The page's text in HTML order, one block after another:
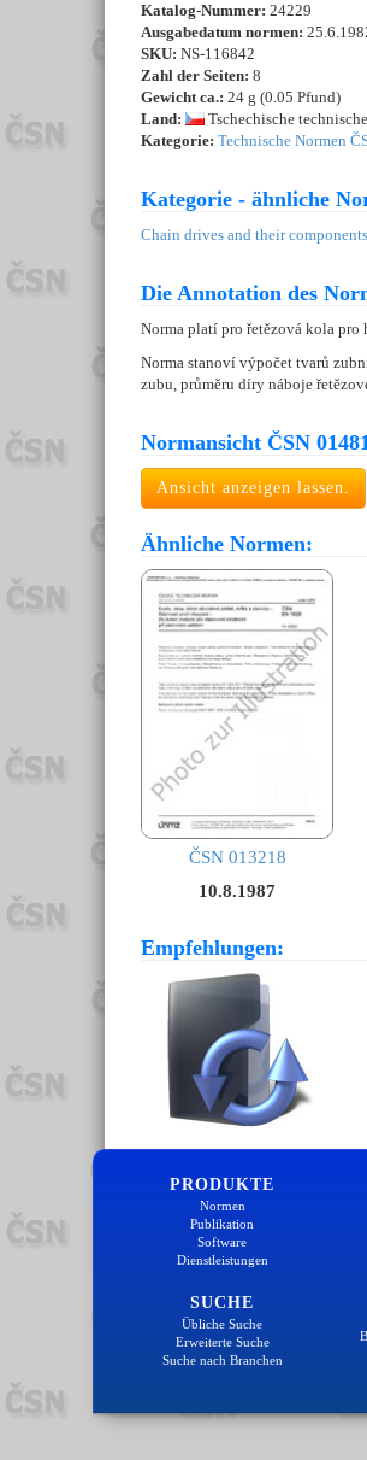
Katalog-Nummer: 24229
Ausgabedatum normen:
SKU: NS-116842
Zahl der Seiten: 8
Gewicht ca.: 24 g (0.05 Pfund)
Land:
Tschechische
Kategorie: Technische Normen
Kategorie - ähnliche
Chain drives and their components
Die Annotation des
Norma platí pro řetězová kola pro
Norma stanoví výpočet tvarů
zubu, průměru díry náboje
Normansicht ČSN
Ansicht anzeigen lassen.
Ähnliche Normen:
ČSN 013218
10.8.1987
Empfehlungen:
PRODUKTE
Normen
Publikation
Software
Dienstleistungen
SUCHE
Übliche Suche
Erweiterte Suche
Suche nach Branchen